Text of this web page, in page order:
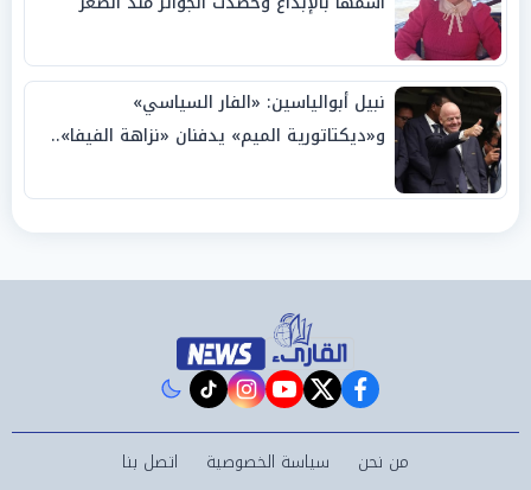
نبيل أبوالياسين: «الفار السياسي»
و«ديكتاتورية الميم» يدفنان «نزاهة الفيفا»..
facebook
twitter
youtube
instagram
tiktok
من نحن سياسة الخصوصية اتصل بنا